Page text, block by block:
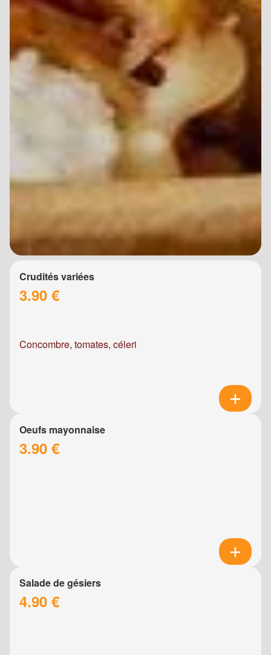
Crudités variées
3.90 €
Concombre, tomates, céleri
Oeufs mayonnaise
3.90 €
Salade de gésiers
4.90 €